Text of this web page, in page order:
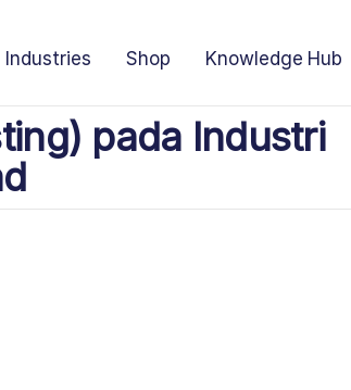
Industries Shop Knowledge Hub
pada Industri